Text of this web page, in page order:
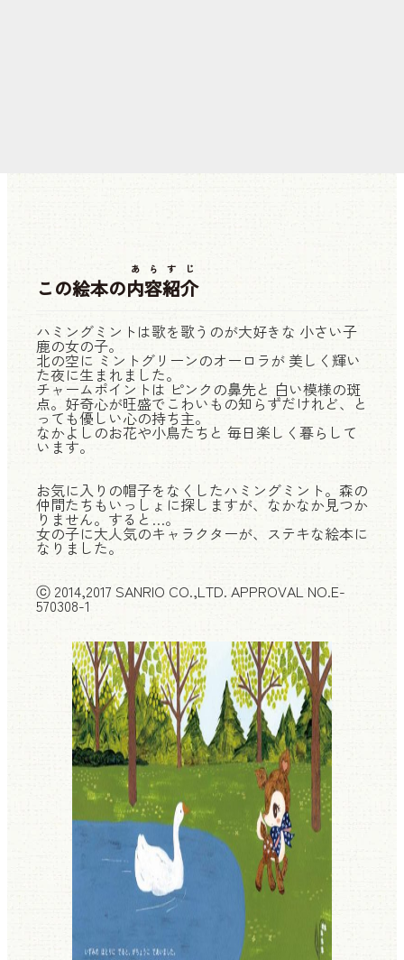
この絵本の内容紹介
あらすじ
ハミングミントは歌を歌うのが大好きな 小さい子
鹿の女の子。
北の空に ミントグリーンのオーロラが 美しく輝い
た夜に生まれました。
チャームポイントは ピンクの鼻先と 白い模様の斑
点。好奇心が旺盛でこわいもの知らずだけれど、と
っても優しい心の持ち主。
なかよしのお花や小鳥たちと 毎日楽しく暮らして
います。
お気に入りの帽子をなくしたハミングミント。森の
仲間たちもいっしょに探しますが、なかなか見つか
りません。すると…。
女の子に大人気のキャラクターが、ステキな絵本に
なりました。
ⓒ 2014,2017 SANRIO CO.,LTD. APPROVAL NO.E-
570308-1